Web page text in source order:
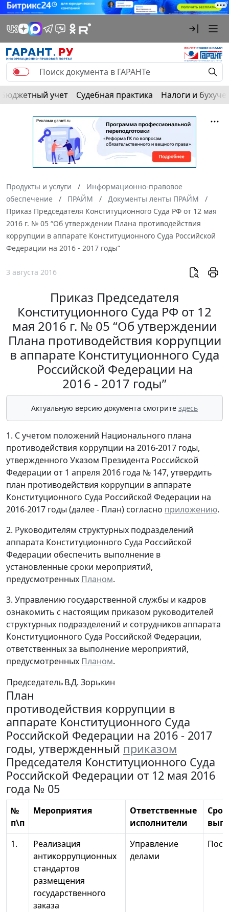
Бюджетный учет Судебная практика Налоги и
Продукты и услуги
Информационно-правовое
обеспечение
ПРАЙМ
Документы ленты ПРАЙМ
Приказ Председателя Конституционного Суда РФ от 12 мая
2016 г. № 05 “Об утверждении Плана противодействия
коррупции в аппарате Конституционного Суда Российской
Федерации на 2016 - 2017 годы”
3 августа 2016
Приказ Председателя
Конституционного Суда РФ от 12
мая 2016 г. № 05 “Об утверждении
Плана противодействия коррупции
в аппарате Конституционного Суда
Российской Федерации на
2016 - 2017 годы”
Актуальную версию документа смотрите здесь
1. С учетом положений Национального плана
противодействия коррупции на 2016-2017 годы,
утвержденного Указом Президента Российской
Федерации от 1 апреля 2016 года № 147, утвердить
план противодействия коррупции в аппарате
Конституционного Суда Российской Федерации на
2016-2017 годы (далее - План) согласно приложению.
2. Руководителям структурных подразделений
аппарата Конституционного Суда Российской
Федерации обеспечить выполнение в
установленные сроки мероприятий,
предусмотренных Планом.
3. Управлению государственной службы и кадров
ознакомить с настоящим приказом руководителей
структурных подразделений и сотрудников аппарата
Конституционного Суда Российской Федерации,
ответственных за выполнение мероприятий,
предусмотренных Планом.
ПредседательВ.Д. Зорькин
План
противодействия коррупции в
аппарате Конституционного Суда
Российской Федерации на 2016 - 2017
годы, утвержденный приказом
Председателя Конституционного Суда
Российской Федерации от 12 мая 2016
года № 05
№
п\п
Мероприятия
Ответственные
исполнители
Срок
1.
Реализация
антикоррупционных
стандартов
размещения
государственного
заказа
Управление
делами